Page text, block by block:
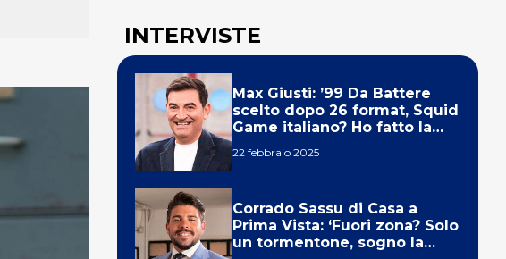
INTERVISTE
Max Giusti: ’99 Da Battere
scelto dopo 26 format, Squid
Game italiano? Ho fatto la
22 febbraio 2025
Corrado Sassu di Casa a
Prima Vista: ‘Fuori zona? Solo
un tormentone, sogno la